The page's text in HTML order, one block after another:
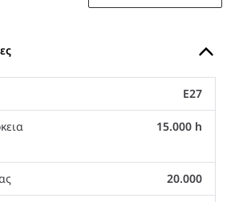
E27
15.000 h
20.000